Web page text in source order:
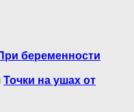
беременности
Точки на ушах от